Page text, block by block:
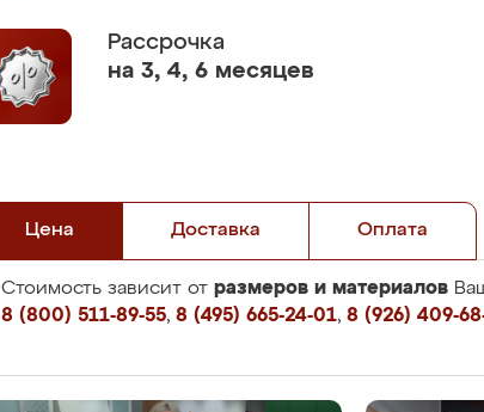
Рассрочка
на 3, 4, 6 месяцев
Цена Доставка Оплата
Стоимость зависит от размеров и материалов
8 (800) 511-89-55, 8 (495) 665-24-01, 8 (926) 409-